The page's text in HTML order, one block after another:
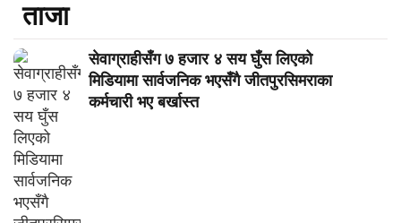
ताजा
सेवाग्राहीसँग ७ हजार ४ सय घुँस लिएको
मिडियामा सार्वजनिक भएसँगै जीतपुरसिमराका
कर्मचारी भए बर्खास्त